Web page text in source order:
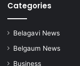
Categories
Belagavi News
Belgaum News
Business